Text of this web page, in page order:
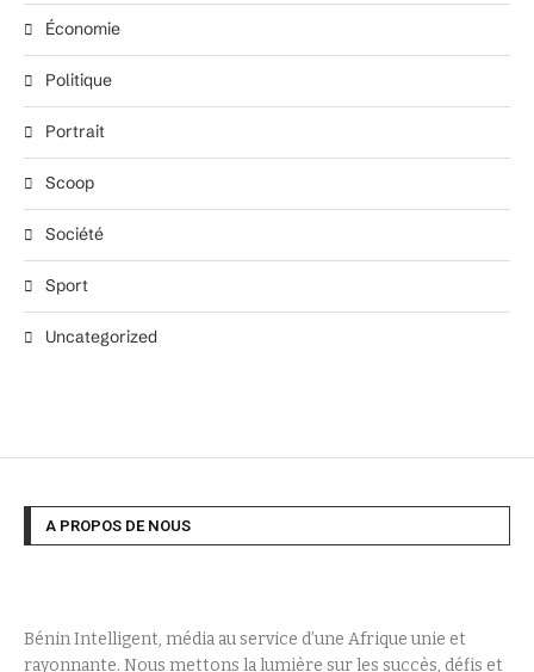
Économie
Politique
Portrait
Scoop
Société
Sport
Uncategorized
A PROPOS DE NOUS
Bénin Intelligent, média au service d’une Afrique unie et
rayonnante. Nous mettons la lumière sur les succès, défis et